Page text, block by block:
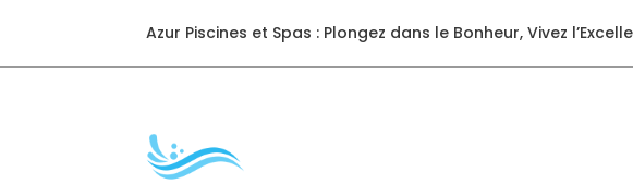
Azur Piscines et Spas : Plongez dans le Bonheur, Vivez